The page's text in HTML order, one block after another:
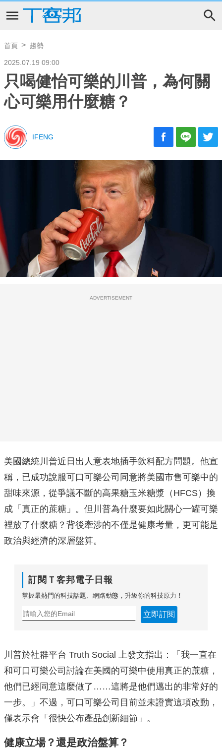
首頁 趨勢
2025.07.19 09:00
只喝健怡可樂的川普，為何關
心可樂用什麼糖？
IFENG
ADVERTISEMENT
美國總統川普近日出人意表地插手飲料配方問題。他宣
稱，已成功說服可口可樂公司同意將美國市售可樂中的
甜味來源，從爭議不斷的高果糖玉米糖漿（HFCS）換
成「真正的蔗糖」。但川普為什麼要如此關心一罐可樂
裡放了什麼糖？背後牽涉的不僅是健康考量，更可能是
政治與經濟的深層盤算。
訂閱Ｔ客邦電子日報
掌握最熱門的科技話題、網路動態，升級你的科技原力！
立即訂閱
川普於社群平台 Truth Social 上發文指出：「我一直在
和可口可樂公司討論在美國的可樂中使用真正的蔗糖，
他們已經同意這麼做了……這將是他們邁出的非常好的
一步。」不過，可口可樂公司目前並未證實這項改動，
僅表示會「很快公布產品創新細節」。
健康立場？還是政治盤算？